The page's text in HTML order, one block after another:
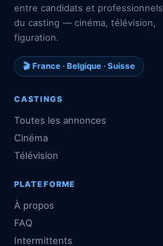
entre candidats et professionnels
du casting — cinéma, télévision,
figuration.
🎬 France · Belgique · Suisse
CASTINGS
Toutes les annonces
Cinéma
Télévision
PLATEFORME
À propos
FAQ
Intermittents